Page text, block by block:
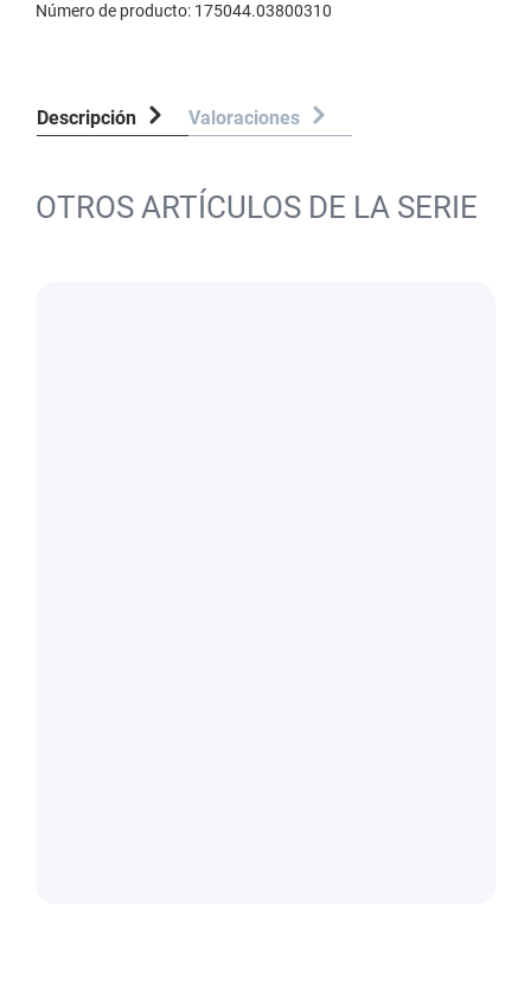
Número de producto: 175044.03800310
Descripción Valoraciones
OTROS ARTÍCULOS DE LA SERIE